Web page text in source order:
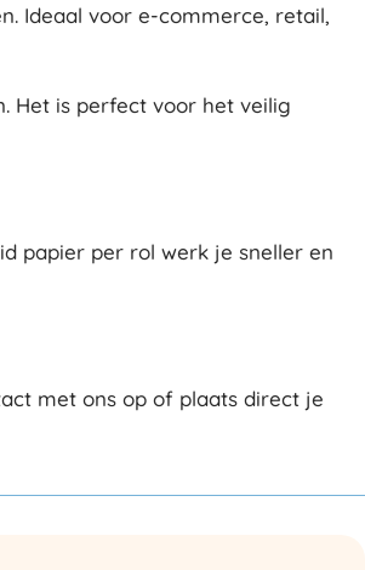
Ideaal voor e-commerce, retail,
Het is perfect voor het veilig
papier per rol werk je sneller en
met ons op of plaats direct je